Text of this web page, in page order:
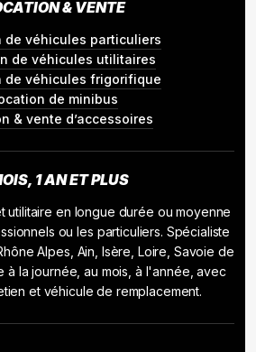
& VENTE
de véhicules particuliers
de véhicules utilitaires
de véhicules frigorifique
de minibus
& vente d’accessoires
1 AN ET PLUS
utilitaire en longue durée ou moyenne
ou les particuliers. Spécialiste
Alpes, Ain, Isère, Loire, Savoie de
à la journée, au mois, à l'année, avec
et véhicule de remplacement.